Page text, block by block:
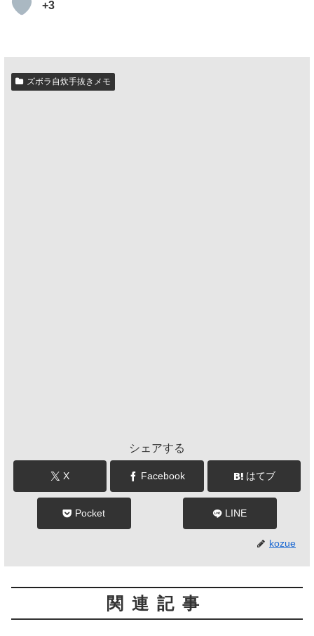
+3
ズボラ自炊手抜きメモ
シェアする
X Facebook はてブ
Pocket LINE
kozue
関連記事